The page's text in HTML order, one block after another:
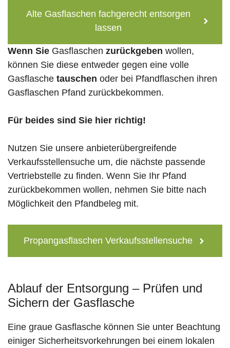
Alte Gasflaschen fachgerecht entsorgen
lassen
Wenn Sie Gasflaschen zurückgeben wollen,
können Sie diese entweder gegen eine volle
Gasflasche tauschen oder bei Pfandflaschen ihren
Gasflaschen Pfand zurückbekommen.
Für beides sind Sie hier richtig!
Nutzen Sie unsere anbieterübergreifende
Verkaufsstellensuche um, die nächste passende
Vertriebstelle zu finden. Wenn Sie Ihr Pfand
zurückbekommen wollen, nehmen Sie bitte nach
Möglichkeit den Pfandbeleg mit.
Propangasflaschen Verkaufsstellensuche
Ablauf der Entsorgung – Prüfen und
Sichern der Gasflasche
Eine graue Gasflasche können Sie unter Beachtung
einiger Sicherheitsvorkehrungen bei einem lokalen